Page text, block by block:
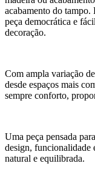
acabamento do
peça democrática e
decoração.
Com ampla variação
desde espaços mais
sempre conforto,
Uma peça pensada
design, funcionalidade
natural e equilibrada.